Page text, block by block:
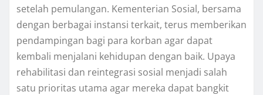
setelah pemulangan. Kementerian Sosial, bersama
dengan berbagai instansi terkait, terus memberikan
pendampingan bagi para korban agar dapat
kembali menjalani kehidupan dengan baik. Upaya
rehabilitasi dan reintegrasi sosial menjadi salah
satu prioritas utama agar mereka dapat bangkit